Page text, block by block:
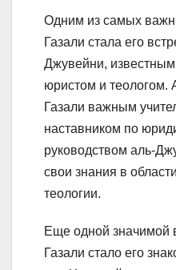
Одним из самых
Газали стала его
Джувейни,
юристом и теологом.
Газали важным
наставником по
руководством аль-
свои знания в
теологии.
Еще одной значимой
Газали стало его